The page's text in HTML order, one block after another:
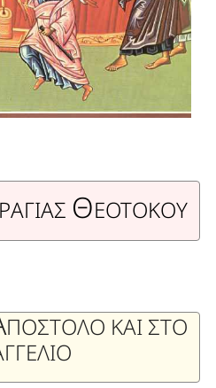
ΘΕΟΤΟΚΟΥ
ΠΟΣΤΟΛΟ ΚΑΙ ΣΤΟ